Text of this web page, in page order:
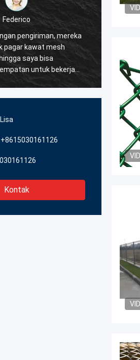
Federico
pengiriman, mereka
pagar kawat mesh
saya bisa
untuk bekerja
saya, pada saat yang
Lisa
+8615030161126
Kontak